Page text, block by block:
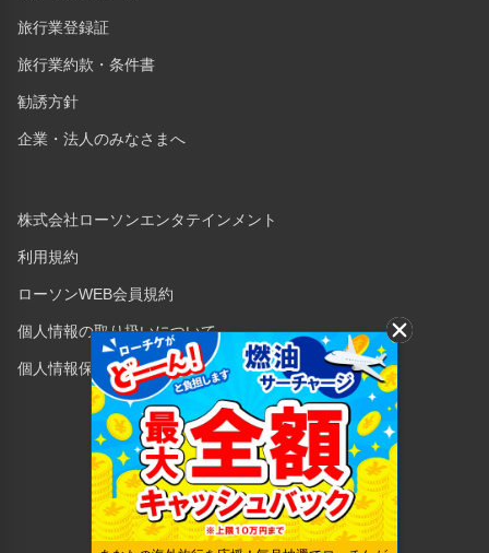
旅行業登録証
旅行業約款・条件書
勧誘方針
企業・法人のみなさまへ
株式会社ローソンエンタテインメント
利用規約
ローソンWEB会員規約
個人情報の取り扱いについて
個人情報保護方針
Copyright © 1998 Lawson Entertainment, Inc.